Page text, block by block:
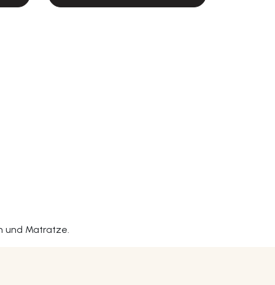
und Matratze.